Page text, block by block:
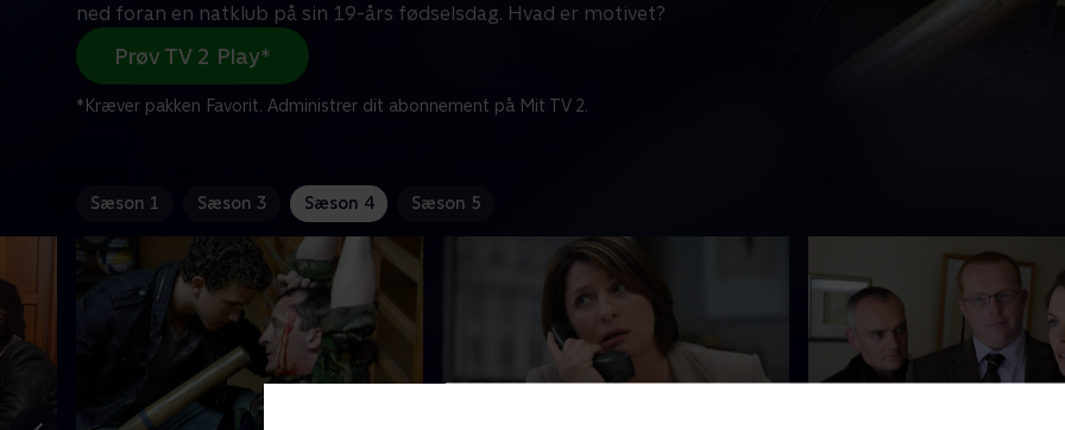
ned foran en natklub på sin 19-års fødselsdag. Hvad er motivet?
Prøv TV 2 Play*
*Kræver pakken Favorit. Administrer dit abonnement på Mit TV 2.
Sæson 1 Sæson 3 Sæson 4 Sæson 5